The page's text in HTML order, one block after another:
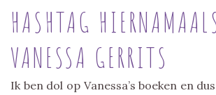
HASHTAG
VANESSA GERRITS
Ik ben dol op Vanessa’s boeken en